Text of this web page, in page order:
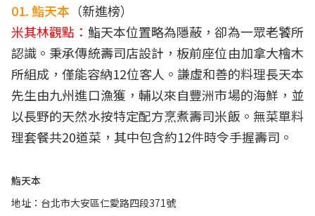
01. 鮨天本 （新進榜）
米其林觀點： 鮨天本位置略為隱蔽，卻為一眾老饕所
認識。秉承傳統壽司店設計，板前座位由加拿大檜木
所組成，僅能容納12位客人。謙虛和善的料理長天本
先生由九州進口漁獲，輔以來自豐洲市場的海鮮，並
以長野的天然水按特定配方烹煮壽司米飯。無菜單料
理套餐共20道菜，其中包含約12件時令手握壽司。
鮨天本
地址：台北市大安區仁愛路四段371號